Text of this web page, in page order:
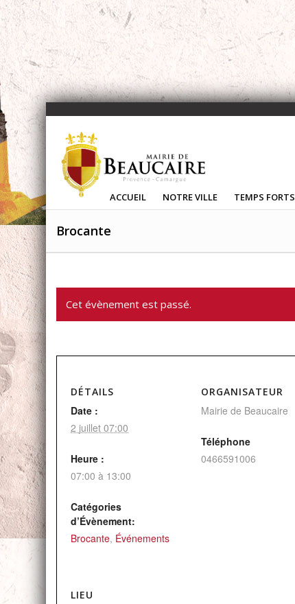
ACCUEIL NOTRE VILLE TEMPS FORTS
Brocante
Cet évènement est passé.
DÉTAILS
Date :
2 juillet 07:00
Heure :
07:00 à 13:00
Catégories
d’Évènement:
Brocante, Événements
ORGANISATEUR
Mairie de Beaucaire
Téléphone
0466591006
LIEU